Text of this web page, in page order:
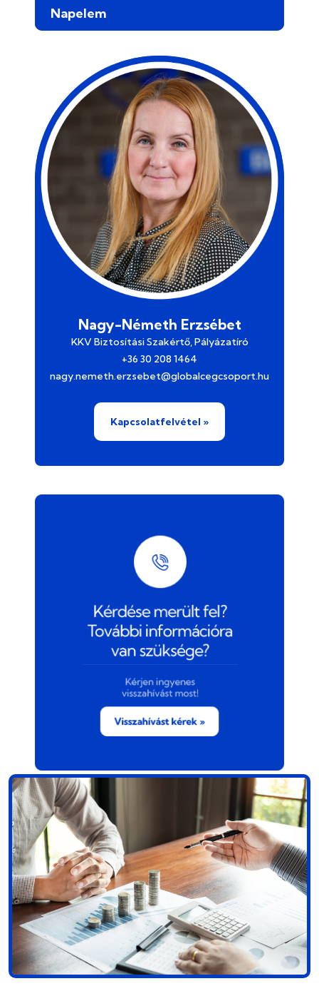
Napelem
Nagy-Németh Erzsébet
KKV Biztosítási Szakértő, Pályázatíró
+36 30 208 1464
nagy.nemeth.erzsebet@globalcegcsoport.hu
Kapcsolatfelvétel »